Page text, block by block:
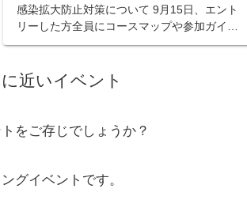
感染拡大防止対策について 9月15日、エント
リーした方全員にコースマップや参加ガイ
ド、参加同意書兼ゼッケン引換券を郵送で発
す。 現在も新型コロナウイルス禍...
近いイベント
をご存じでしょうか？
グイベントです。